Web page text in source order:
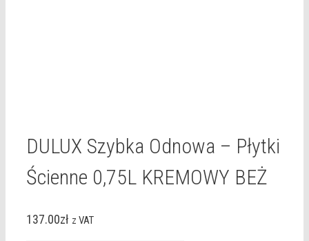
DULUX Szybka Odnowa – Płytki
Ścienne 0,75L KREMOWY BEŻ
137.00zł z VAT